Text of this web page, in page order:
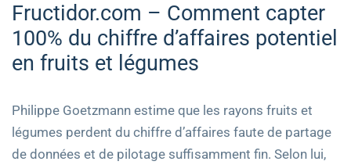
Fructidor.com – Comment capter
100% du chiffre d’affaires potentiel
en fruits et légumes
Philippe Goetzmann estime que les rayons fruits et
légumes perdent du chiffre d’affaires faute de partage
de données et de pilotage suffisamment fin. Selon lui,